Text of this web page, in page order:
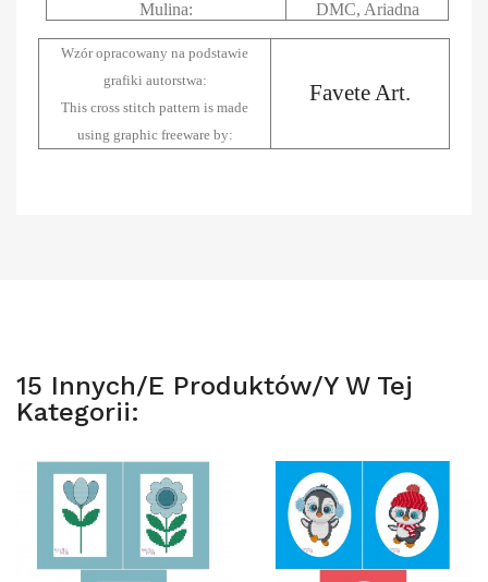
Mulina:
DMC, Ariadna
Wzór opracowany na podstawie
grafiki autorstwa:
This cross stitch pattern is made
using graphic freeware by:
Favete Art.
15 Innych/e Produktów/y W Tej
Kategorii: